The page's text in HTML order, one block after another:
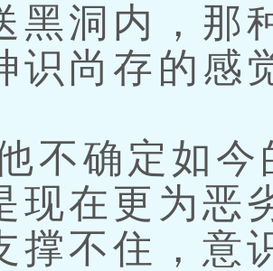
黑洞内，那
识尚存的感
确定如今
现在更为恶
撑不住，意